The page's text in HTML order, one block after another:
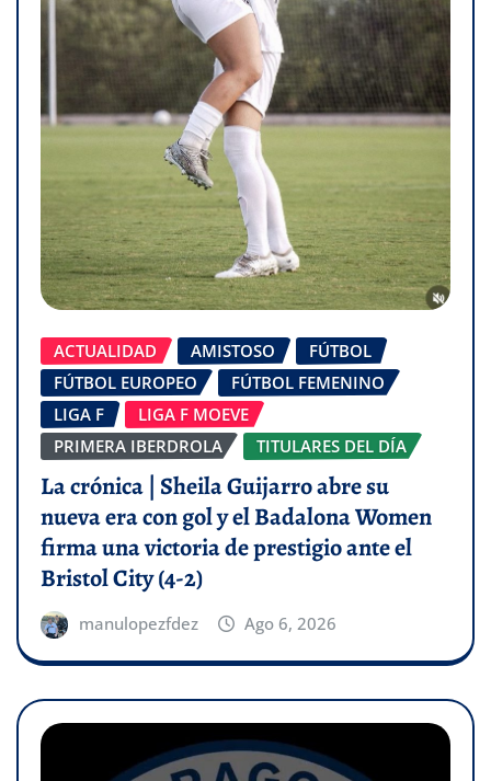
ACTUALIDAD AMISTOSO
FÚTBOL
FÚTBOL EUROPEO
FÚTBOL FEMENINO
LIGA F
LIGA F MOEVE
PRIMERA IBERDROLA
TITULARES DEL DÍA
La crónica | Sheila Guijarro abre su
nueva era con gol y el Badalona Women
firma una victoria de prestigio ante el
Bristol City (4-2)
manulopezfdez Ago 6, 2026